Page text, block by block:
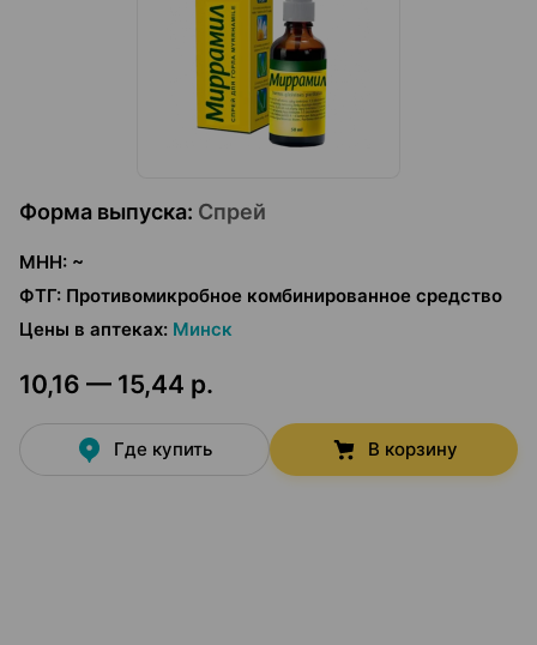
Форма выпуска: Спрей
МНН: ~
ФТГ: Противомикробное комбинированное средство
Цены в аптеках: Минск
10,16 — 15,44 р.
Где купить В корзину